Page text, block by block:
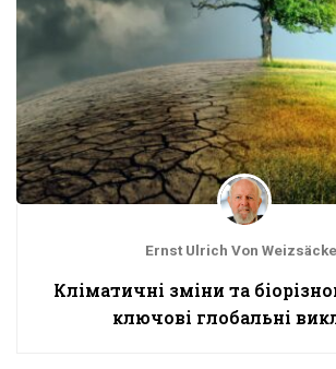
Ernst Ulrich Von
Кліматичні зміни та
ключові глобальні